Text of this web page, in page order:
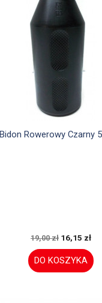
Szybki podgląd
Bidon Rowerowy Czarny
19,00 zł 16,15 zł
DO KOSZYKA